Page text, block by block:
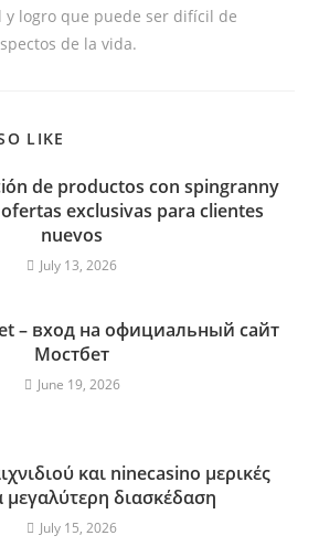
y logro que puede ser difícil de
de la vida.
LIKE
de productos con spingranny
exclusivas para clientes
nuevos
July 13, 2026
– вход на официальный сайт
Мостбет
June 19, 2026
και ninecasino μερικές
μεγαλύτερη διασκέδαση
July 15, 2026